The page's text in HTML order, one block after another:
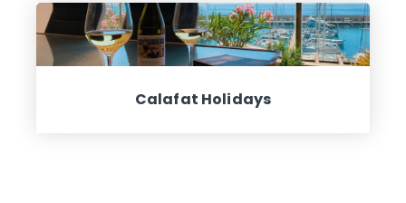
Calafat Holidays